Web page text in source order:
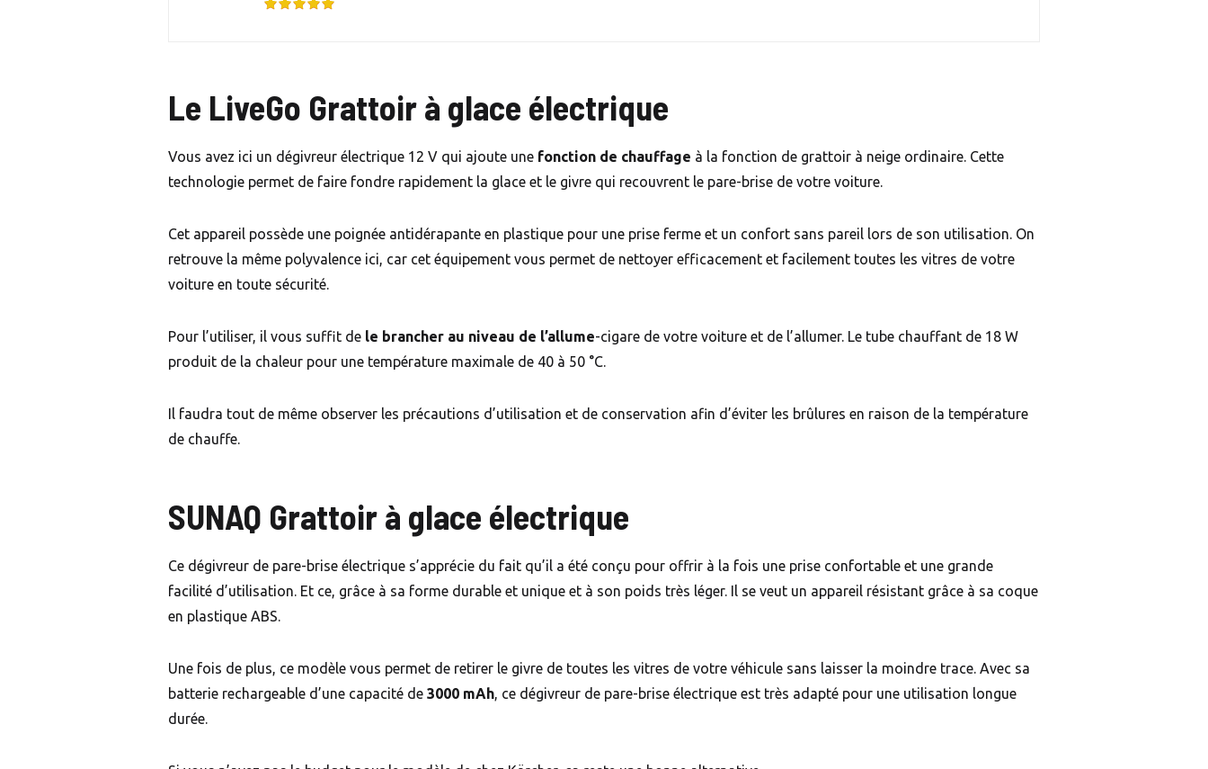
Le LiveGo Grattoir à glace électrique
Vous avez ici un dégivreur électrique 12 V qui ajoute une fonction de chauffage à la fonction de grattoir à neige ordinaire. Cette
technologie permet de faire fondre rapidement la glace et le givre qui recouvrent le pare-brise de votre voiture.
Cet appareil possède une poignée antidérapante en plastique pour une prise ferme et un confort sans pareil lors de son utilisation. On
retrouve la même polyvalence ici, car cet équipement vous permet de nettoyer efficacement et facilement toutes les vitres de votre
voiture en toute sécurité.
Pour l’utiliser, il vous suffit de le brancher au niveau de l’allume-cigare de votre voiture et de l’allumer. Le tube chauffant de 18 W
produit de la chaleur pour une température maximale de 40 à 50 °C.
Il faudra tout de même observer les précautions d’utilisation et de conservation afin d’éviter les brûlures en raison de la température
de chauffe.
SUNAQ Grattoir à glace électrique
Ce dégivreur de pare-brise électrique s’apprécie du fait qu’il a été conçu pour offrir à la fois une prise confortable et une grande
facilité d’utilisation. Et ce, grâce à sa forme durable et unique et à son poids très léger. Il se veut un appareil résistant grâce à sa coque
en plastique ABS.
Une fois de plus, ce modèle vous permet de retirer le givre de toutes les vitres de votre véhicule sans laisser la moindre trace. Avec sa
batterie rechargeable d’une capacité de 3000 mAh, ce dégivreur de pare-brise électrique est très adapté pour une utilisation longue
durée.